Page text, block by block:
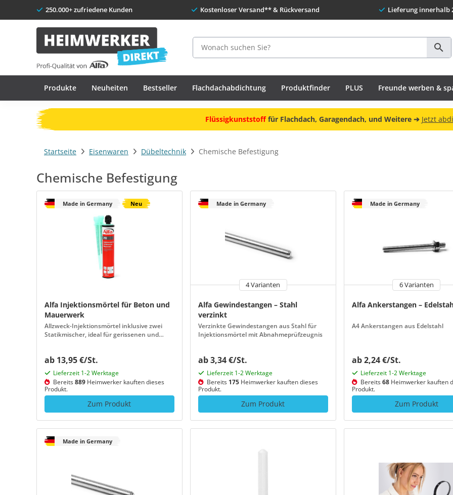
250.000+ zufriedene Kunden Kostenloser Versand** & Rückversand Lieferung innerhalb
Suche
Produkte Neuheiten Bestseller Flachdachabdichtung Produktfinder PLUS Freunde werben &
Flüssigkunststofffür Flachdach, Garagendach, und Weitere ➔ Jetzt
Startseite Eisenwaren Dübeltechnik Chemische Befestigung
Chemische Befestigung
Made in Germany Neu
Alfa Injektionsmörtel für Beton und
Mauerwerk
Allzweck-Injektionsmörtel inklusive zwei
Statikmischer, ideal für gerissenen und
ab 13,95 €/St.
Lieferzeit 1-2 Werktage
Bereits889 Heimwerker kauften dieses
Produkt.
Zum Produkt
Made in Germany
4 Varianten
Alfa Gewindestangen – Stahl
verzinkt
Verzinkte Gewindestangen aus Stahl für
Injektionsmörtel mit Abnahmeprüfzeugnis
ab 3,34 €/St.
Lieferzeit 1-2 Werktage
Bereits 175Heimwerker kauften dieses
Produkt.
Zum Produkt
Made in Germany
6 Varianten
Alfa Ankerstangen –
A4 Ankerstangen aus Edelstahl
ab 2,24 €/St.
Lieferzeit 1-2 Werktage
Bereits68Heimwerker kauften
Produkt.
Zum Produkt
Made in Germany